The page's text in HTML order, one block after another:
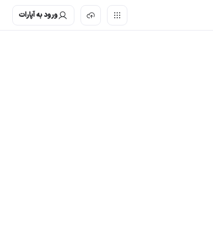
ورود به آپارات